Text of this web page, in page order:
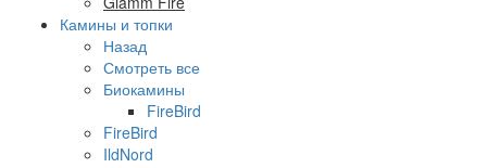
Камины и топки
Назад
Смотреть все
Биокамины
FireBird
FireBird
IldNord